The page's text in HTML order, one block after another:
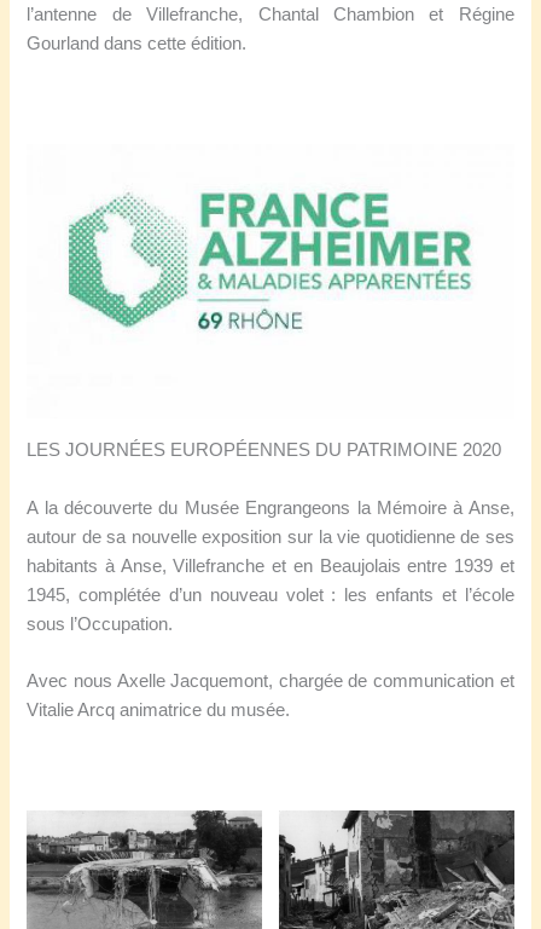
l’antenne de Villefranche, Chantal Chambion et Régine
Gourland dans cette édition.
LES JOURNÉES EUROPÉENNES DU PATRIMOINE 2020
A la découverte du Musée Engrangeons la Mémoire à Anse,
autour de sa nouvelle exposition sur la vie quotidienne de ses
habitants à Anse, Villefranche et en Beaujolais entre 1939 et
1945, complétée d’un nouveau volet : les enfants et l’école
sous l’Occupation.
Avec nous Axelle Jacquemont, chargée de communication et
Vitalie Arcq animatrice du musée.